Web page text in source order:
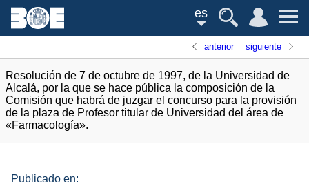
es
anterior siguiente
Resolución de 7 de octubre de 1997, de la Universidad de
Alcalá, por la que se hace pública la composición de la
Comisión que habrá de juzgar el concurso para la provisión
de la plaza de Profesor titular de Universidad del área de
«Farmacología».
Publicado en: